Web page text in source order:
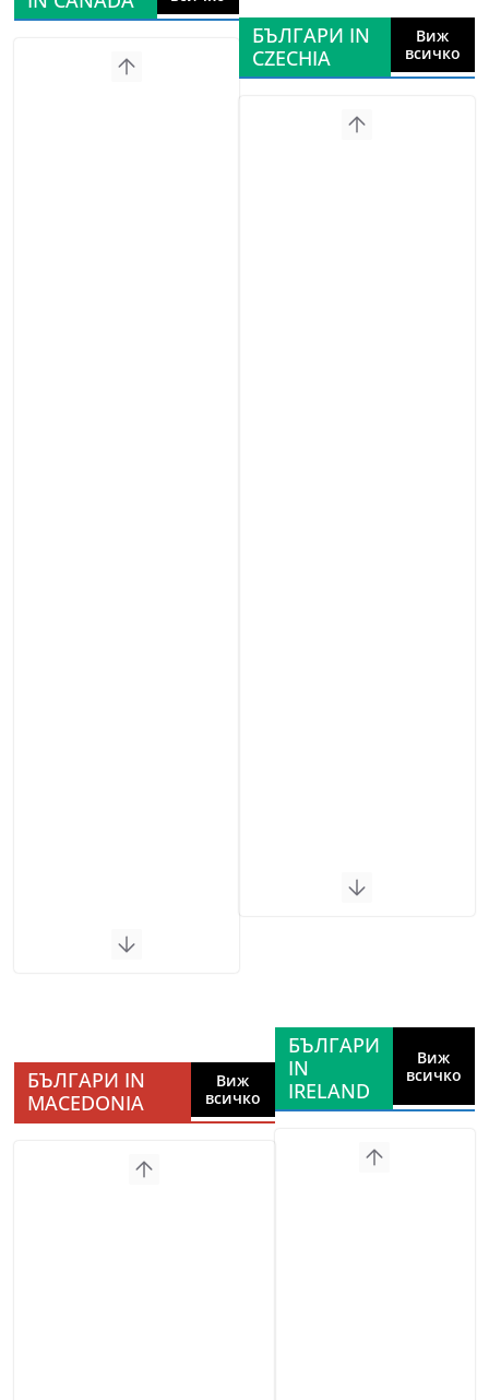
БЪЛГАРИ IN
CZECHIA
Виж
всичко
БЪЛГАРИ IN
MACEDONIA
Виж
всичко
БЪЛГАРИ
IN
IRELAND
Виж
всичко